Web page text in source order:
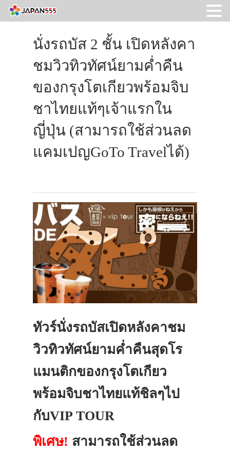
นั่งรถบัส 2 ชั้น เปิดหลังคา
ชมวิวทิวทัศน์ยามค่ำคืน
ของกรุงโตเกียวพร้อมจิบ
ชาไทยแท้ๆเจ้าแรกใน
ญี่ปุ่น (สามารถใช้ส่วนลด
แคมเปญGoTo Travelได้)
ทัวร์นั่งรถบัสเปิดหลังคาชม
วิวทิวทัศน์ยามค่ำคืนสุดโร
แมนติกของกรุงโตเกียว
พร้อมจิบชาไทยแท้ชิลๆไป
กับVIP TOUR
พิเศษ! สามารถใช้ส่วนลด